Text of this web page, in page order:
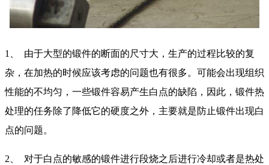
1、
由于大型的锻件的断面的尺寸大，生产的过程比较的复
杂，在加热的时候应该考虑的问题也有很多。可能会出现组织
性能的不均匀，一些锻件容易产生白点的缺陷，因此，锻件热
处理的任务除了降低它的硬度之外，主要就是防止锻件出现白
点的问题。
2、
对于白点的敏感的锻件进行段烧之后进行冷却或者是热处